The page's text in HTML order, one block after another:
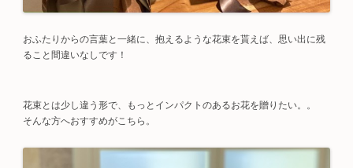
おふたりからの言葉と一緒に、抱えるような花束を貰えば、思い出に残
ること間違いなしです！
花束とは少し違う形で、もっとインパクトのあるお花を贈りたい。。
そんな方へおすすめがこちら。